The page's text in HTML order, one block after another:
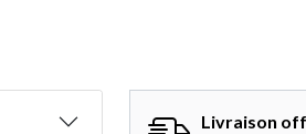
Livraison